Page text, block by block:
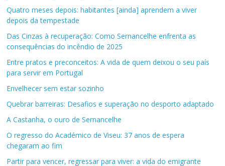
Quatro meses depois: habitantes [ainda] aprendem a viver
depois da tempestade
Das Cinzas à recuperação: Como Sernancelhe enfrenta as
consequências do incêndio de 2025
Entre pratos e preconceitos: A vida de quem deixou o seu país
para servir em Portugal
Envelhecer sem estar sozinho
Quebrar barreiras: Desafios e superação no desporto adaptado
A Castanha, o ouro de Sernancelhe
O regresso do Académico de Viseu: 37 anos de espera
chegaram ao fim
Partir para vencer, regressar para viver: a vida do emigrante